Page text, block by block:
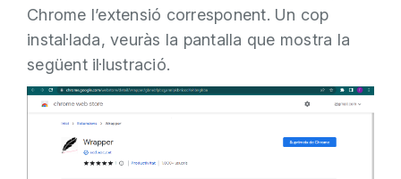
Chrome l’extensió corresponent. Un cop
instal·lada, veuràs la pantalla que mostra la
següent il·lustració.